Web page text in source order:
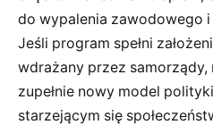
do wypalenia zawodowego
Jeśli program spełni
wdrażany przez
zupełnie nowy model
starzejącym się